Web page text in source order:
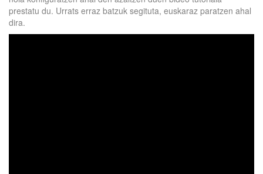
prestatu du. Urrats erraz batzuk segituta, euskaraz paratzen ahal
dira.